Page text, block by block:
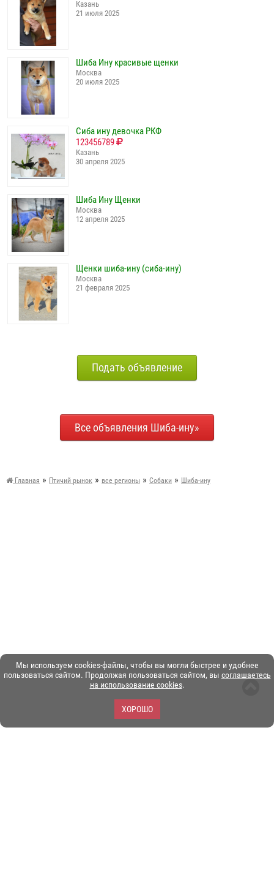
Мы используем cookies-файлы, чтобы вы могли быстрее и удобнее
пользоваться сайтом. Продолжая пользоваться сайтом, вы соглашаетесь
на использование cookies.
ХОРОШО
Казань
21 июля 2025
Шиба Ину красивые щенки
Москва
20 июля 2025
Сиба ину девочка РКФ
123456789
Казань
30 апреля 2025
Шиба Ину Щенки
Москва
12 апреля 2025
Щенки шиба-ину (сиба-ину)
Москва
21 февраля 2025
Подать объявление
Все объявления Шиба-ину»
Главная » Птичий рынок » все регионы » Собаки » Шиба-ину